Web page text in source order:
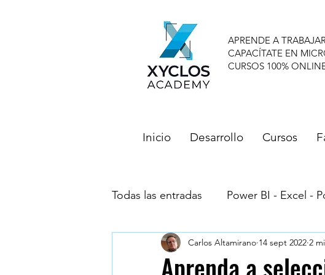
APRENDE A
CAPACÍTATE EN
CURSOS 100%
Inicio Desarrollo Cursos
Todas las entradas Power BI - Excel -
Testimonios - Reviews - Alumnos
Aprenda a
Carlos Altamirano 14 sept 2022 2